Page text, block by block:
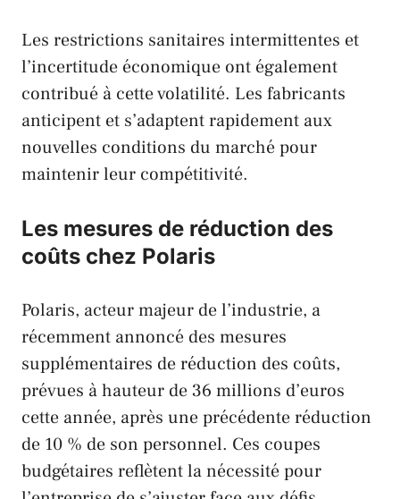
Les restrictions sanitaires intermittentes et
l’incertitude économique ont également
contribué à cette volatilité. Les fabricants
anticipent et s’adaptent rapidement aux
nouvelles conditions du marché pour
maintenir leur compétitivité.
Les mesures de réduction des
coûts chez Polaris
Polaris, acteur majeur de l’industrie, a
récemment annoncé des mesures
supplémentaires de réduction des coûts,
prévues à hauteur de 36 millions d’euros
cette année, après une précédente réduction
de 10 % de son personnel. Ces coupes
budgétaires reflètent la nécessité pour